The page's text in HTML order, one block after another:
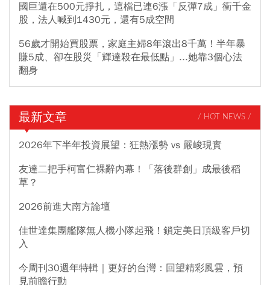
國巨還在500元掙扎，這檔已連6漲「反彈7成」衝千金
股，法人喊到1430元，還有5成空間
56歲才開始買股票，家庭主婦8年滾出8千萬！半年暴
賺5成、卻在股災「輝達殺在最低點」...她靠3個心法
翻身
最新文章 / HOT NEWS /
2026年下半年投資展望：狂熱漲勢 vs 嚴峻現實
友達二把手柯富仁裸辭內幕！「落後群創」成最後稻
草？
2026前進大南方論壇
佳世達集團艦隊無人機小隊起飛！鎖定美日頂級客戶切
入
今周刊30週年特輯｜更好的台灣：回望精彩風雲，預
見前瞻行動